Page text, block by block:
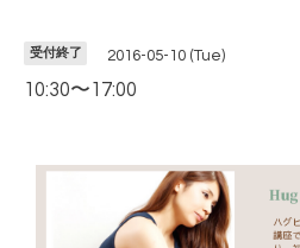
受付終了 2016-05-10 (Tue)
10:30〜17:00